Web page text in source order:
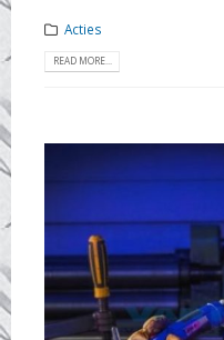
Acties
READ MORE...